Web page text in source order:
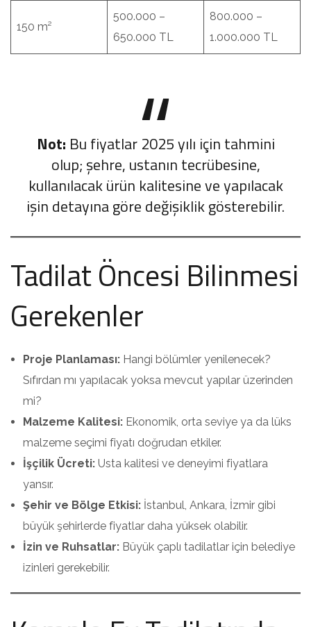
150 m²
500.000 –
650.000 TL
800.000 –
1.000.000 TL
Not: Bu fiyatlar 2025 yılı için tahmini
olup; şehre, ustanın tecrübesine,
kullanılacak ürün kalitesine ve yapılacak
işin detayına göre değişiklik gösterebilir.
Tadilat Öncesi Bilinmesi
Gerekenler
Proje Planlaması: Hangi bölümler yenilenecek?
Sıfırdan mı yapılacak yoksa mevcut yapılar üzerinden
mi?
Malzeme Kalitesi: Ekonomik, orta seviye ya da lüks
malzeme seçimi fiyatı doğrudan etkiler.
İşçilik Ücreti: Usta kalitesi ve deneyimi fiyatlara
yansır.
Şehir ve Bölge Etkisi: İstanbul, Ankara, İzmir gibi
büyük şehirlerde fiyatlar daha yüksek olabilir.
İzin ve Ruhsatlar: Büyük çaplı tadilatlar için belediye
izinleri gerekebilir.